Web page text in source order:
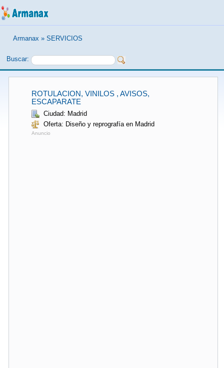
Armanax » SERVICIOS
Buscar:
ROTULACION, VINILOS , AVISOS,
ESCAPARATE
Ciudad: Madrid
Oferta: Diseño y reprografía en Madrid
Anuncio